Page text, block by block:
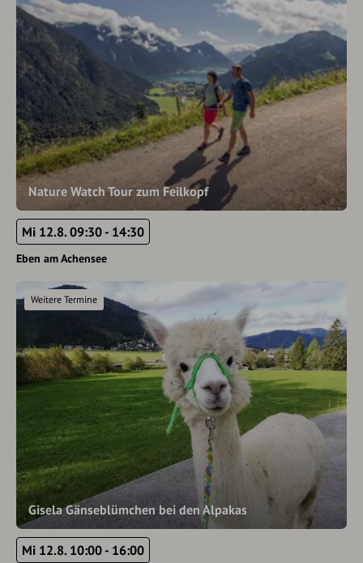
Nature Watch Tour zum Feilkopf
Mi 12.8. 09:30 - 14:30
Eben am Achensee
Gisela Gänseblümchen bei den Alpakas
Weitere Termine
Mi 12.8. 10:00 - 16:00